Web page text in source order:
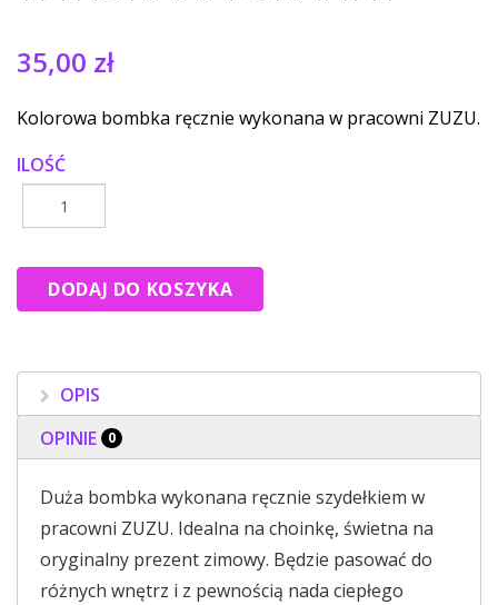
35,00 zł
Kolorowa bombka ręcznie wykonana w pracowni ZUZU.
ILOŚĆ
OPIS
OPINIE
0
Duża bombka wykonana ręcznie szydełkiem w
pracowni ZUZU. Idealna na choinkę, świetna na
oryginalny prezent zimowy. Będzie pasować do
różnych wnętrz i z pewnością nada ciepłego